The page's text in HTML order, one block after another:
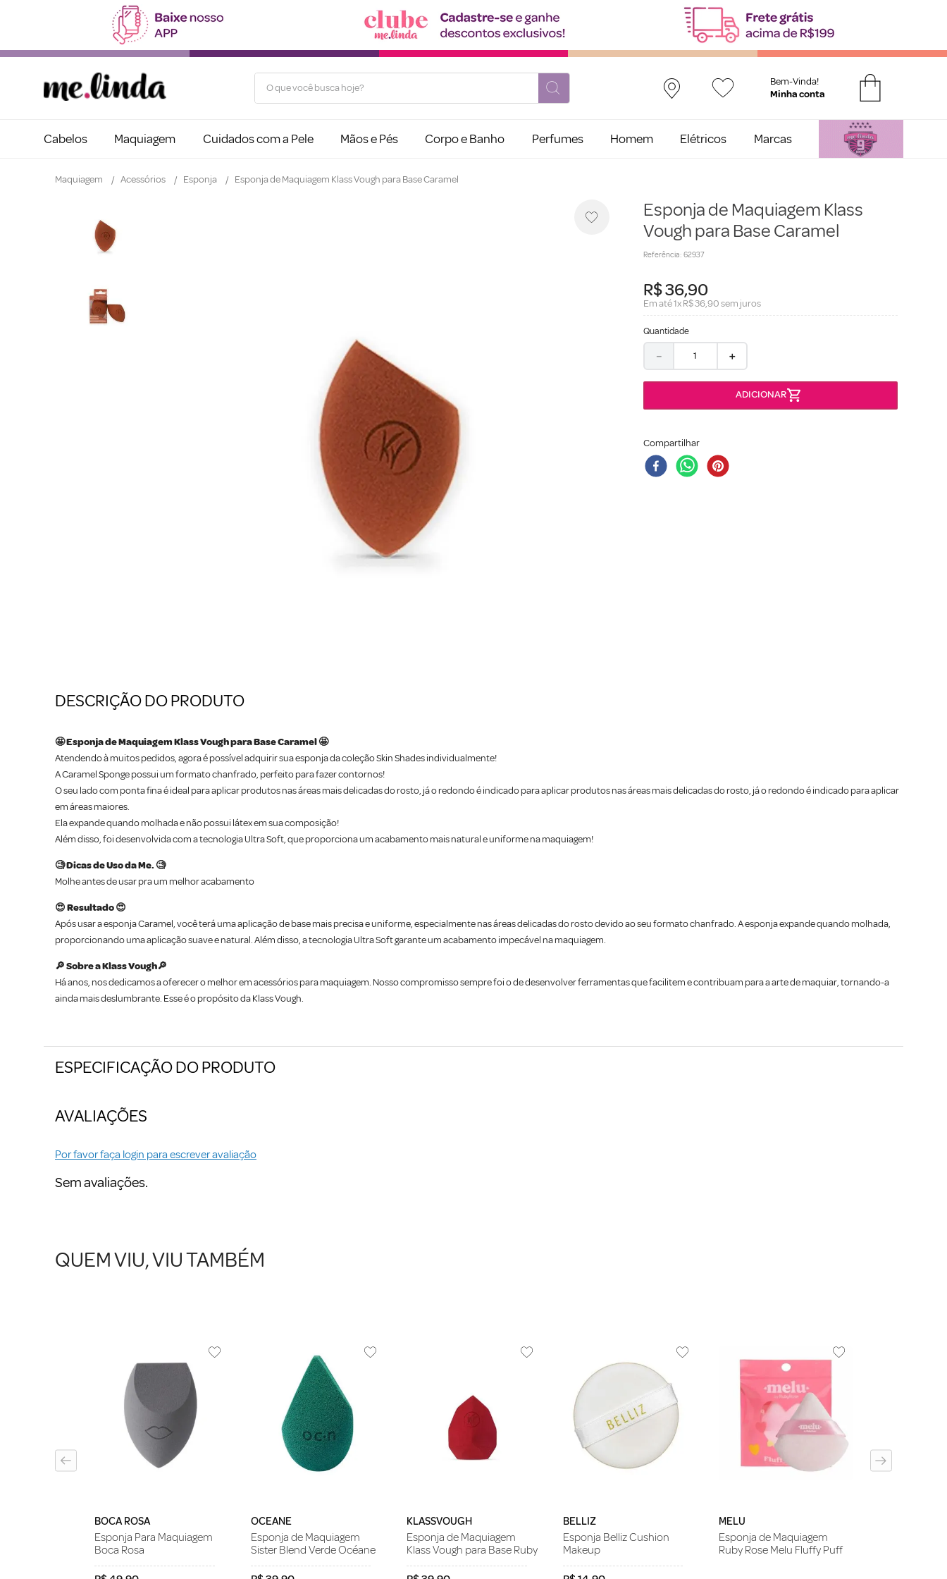
O que você busca hoje? Bem-Vinda!
Cabelos Maquiagem Cuidados com a Pele Mãos e Pés Corpo e Banho Perfumes Homem Elétricos Marcas
Maquiagem Acessórios Esponja Esponja de Maquiagem Klass Vough para Base Caramel
Esponja de Maquiagem Klass
Vough para Base Caramel
Referência: 62937
R$36,90
Em até1xR$36,90sem juros
Quantidade
＋
－
Compartilhar
DESCRIÇÃO DO PRODUTO
🤩 Esponja de Maquiagem Klass Vough para Base Caramel 🤩
Atendendo à muitos pedidos, agora é possível adquirir sua esponja da coleção Skin Shades individualmente!
A Caramel Sponge possui um formato chanfrado, perfeito para fazer contornos!
O seu lado com ponta fina é ideal para aplicar produtos nas áreas mais delicadas do rosto, já o redondo é indicado para aplicar produtos nas áreas mais delicadas do rosto, já o redondo é indicado para aplicar
em áreas maiores.
Ela expande quando molhada e não possui látex em sua composição!
Além disso, foi desenvolvida com a tecnologia Ultra Soft, que proporciona um acabamento mais natural e uniforme na maquiagem!
🧐 Dicas de Uso da Me. 🧐
Molhe antes de usar pra um melhor acabamento
😍 Resultado 😍
Após usar a esponja Caramel, você terá uma aplicação de base mais precisa e uniforme, especialmente nas áreas delicadas do rosto devido ao seu formato chanfrado. A esponja expande quando molhada,
proporcionando uma aplicação suave e natural. Além disso, a tecnologia Ultra Soft garante um acabamento impecável na maquiagem.
🔎 Sobre a Klass Vough🔎
Há anos, nos dedicamos a oferecer o melhor em acessórios para maquiagem. Nosso compromisso sempre foi o de desenvolver ferramentas que facilitem e contribuam para a arte de maquiar, tornando-a
ainda mais deslumbrante. Esse é o propósito da Klass Vough.
ESPECIFICAÇÃO DO PRODUTO
AVALIAÇÕES
Por favor faça login para escrever avaliação
Sem avaliações.
QUEM VIU, VIU TAMBÉM
BOCA ROSA
Esponja Para Maquiagem
Boca Rosa
OCEANE
Esponja de Maquiagem
Sister Blend Verde Océane
KLASSVOUGH
Esponja de Maquiagem
Klass Vough para Base Ruby
BELLIZ
Esponja Belliz Cushion
Makeup
MELU
Esponja de Maquiagem
Ruby Rose Melu Fluffy Puff